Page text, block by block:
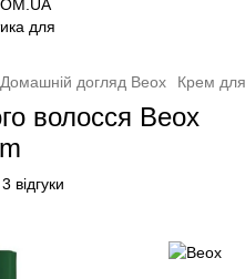
Домашній догляд Beox Крем
волосся Beox
3 відгуки